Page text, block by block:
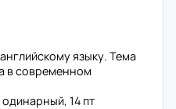
языку. Тема
в современном
14 пт